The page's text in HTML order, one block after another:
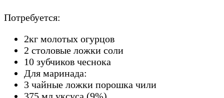
Потребуется:
2кг молотых огурцов
2 столовые ложки соли
10 зубчиков чеснока
Для маринада:
3 чайные ложки порошка чили